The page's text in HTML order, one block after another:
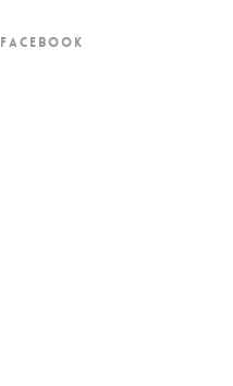
FACEBOOK